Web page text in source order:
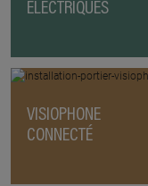
ÉLECTRIQUES
VISIOPHONE
CONNECTÉ